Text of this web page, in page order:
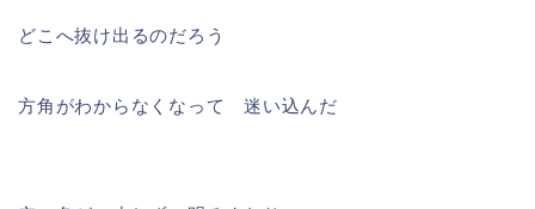
どこへ抜け出るのだろう
方角がわからなくなって 迷い込んだ